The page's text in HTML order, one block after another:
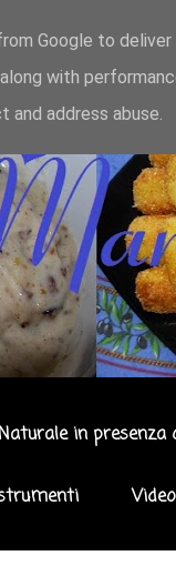
in presenza
Google to
with
address abuse.